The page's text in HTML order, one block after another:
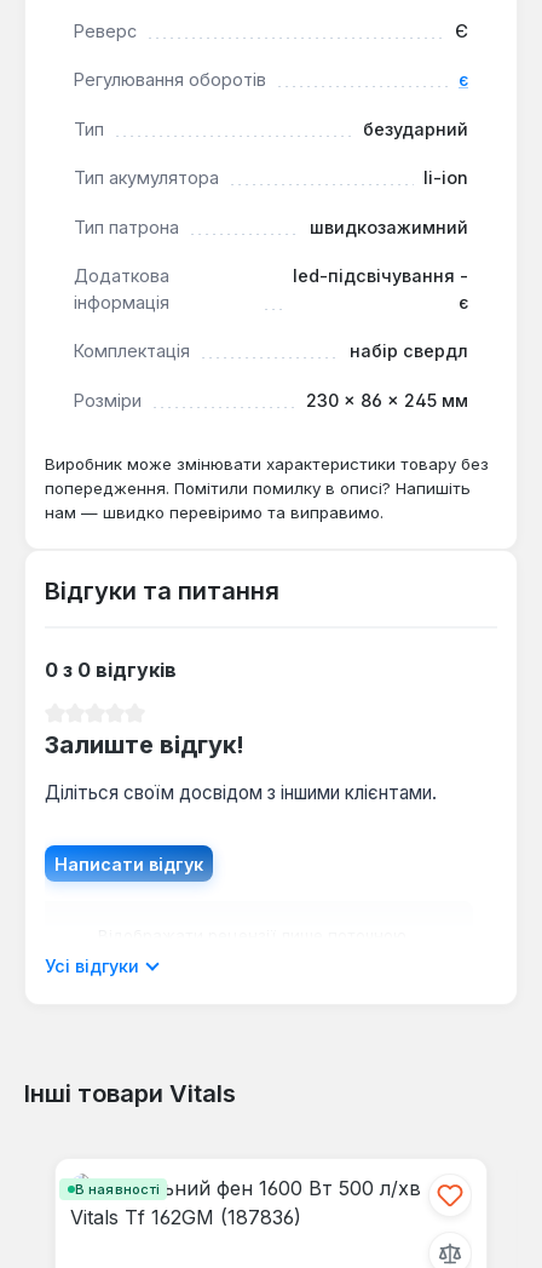
літій-іонні акумулятори 12 В / 1,5 А·год, зарядний
пристрій та пластиковий кейс, що забезпечує
готовність до роботи та зручне зберігання.
Дриль-шурупокрут Vitals AU 12/2KP QC є
оптимальним вибором для домашніх майстрів та
функціонального інструменту для монтажних,
роботи з деревиною, металом, пластиком та
іншими матеріалами.
Реверс Є
Регулювання оборотів є
Тип безударний
Тип акумулятора li-ion
Тип патрона швидкозажимний
Додаткова
інформація
led-підсвічування -
є
Комплектація набір свердл
Розміри 230 × 86 × 245 мм
Виробник може змінювати характеристики товару без
попередження. Помітили помилку в описі? Напишіть
нам — швидко перевіримо та виправимо.
Відгуки та питання
0 з 0 відгуків
Залиште відгук!
Діліться своїм досвідом з іншими клієнтами.
Написати відгук
мовою.
Відгуків не знайдено. Поділіться
Усі відгуки
Інші товари Vitals
В наявності